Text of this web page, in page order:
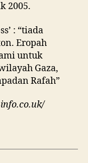
2005.
: “tiada
Eropah
untuk
Gaza,
Rafah”